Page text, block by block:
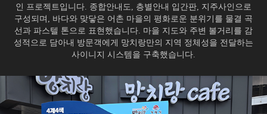
인 프로젝트입니다. 종합안내도, 층별안내 입간판, 지주사인으로
구성되며, 바다와 맞닿은 어촌 마을의 평화로운 분위기를 물결 곡
선과 파스텔 톤으로 표현했습니다. 마을 지도와 주변 볼거리를 감
성적으로 담아내 방문객에게 망치랑만의 지역 정체성을 전달하는
사이니지 시스템을 구축했습니다.